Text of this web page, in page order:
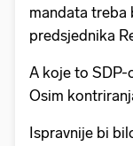
mandata treba
predsjednika
A koje to SDP-
Osim
Ispravnije bi